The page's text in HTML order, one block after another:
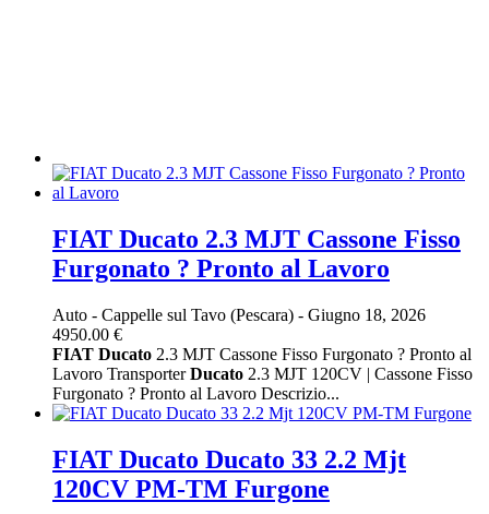
FIAT Ducato 2.3 MJT Cassone Fisso
Furgonato ? Pronto al Lavoro
Auto - Cappelle sul Tavo (Pescara) - Giugno 18, 2026
4950.00 €
FIAT Ducato 2.3 MJT Cassone Fisso Furgonato ? Pronto al
Lavoro TransporterDucato 2.3 MJT 120CV | Cassone Fisso
Furgonato ? Pronto al Lavoro Descrizio...
FIAT Ducato Ducato 33 2.2 Mjt
120CV PM-TM Furgone